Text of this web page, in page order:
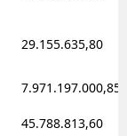
29.155.635,80
7.971.197.000,85
45.788.813,60